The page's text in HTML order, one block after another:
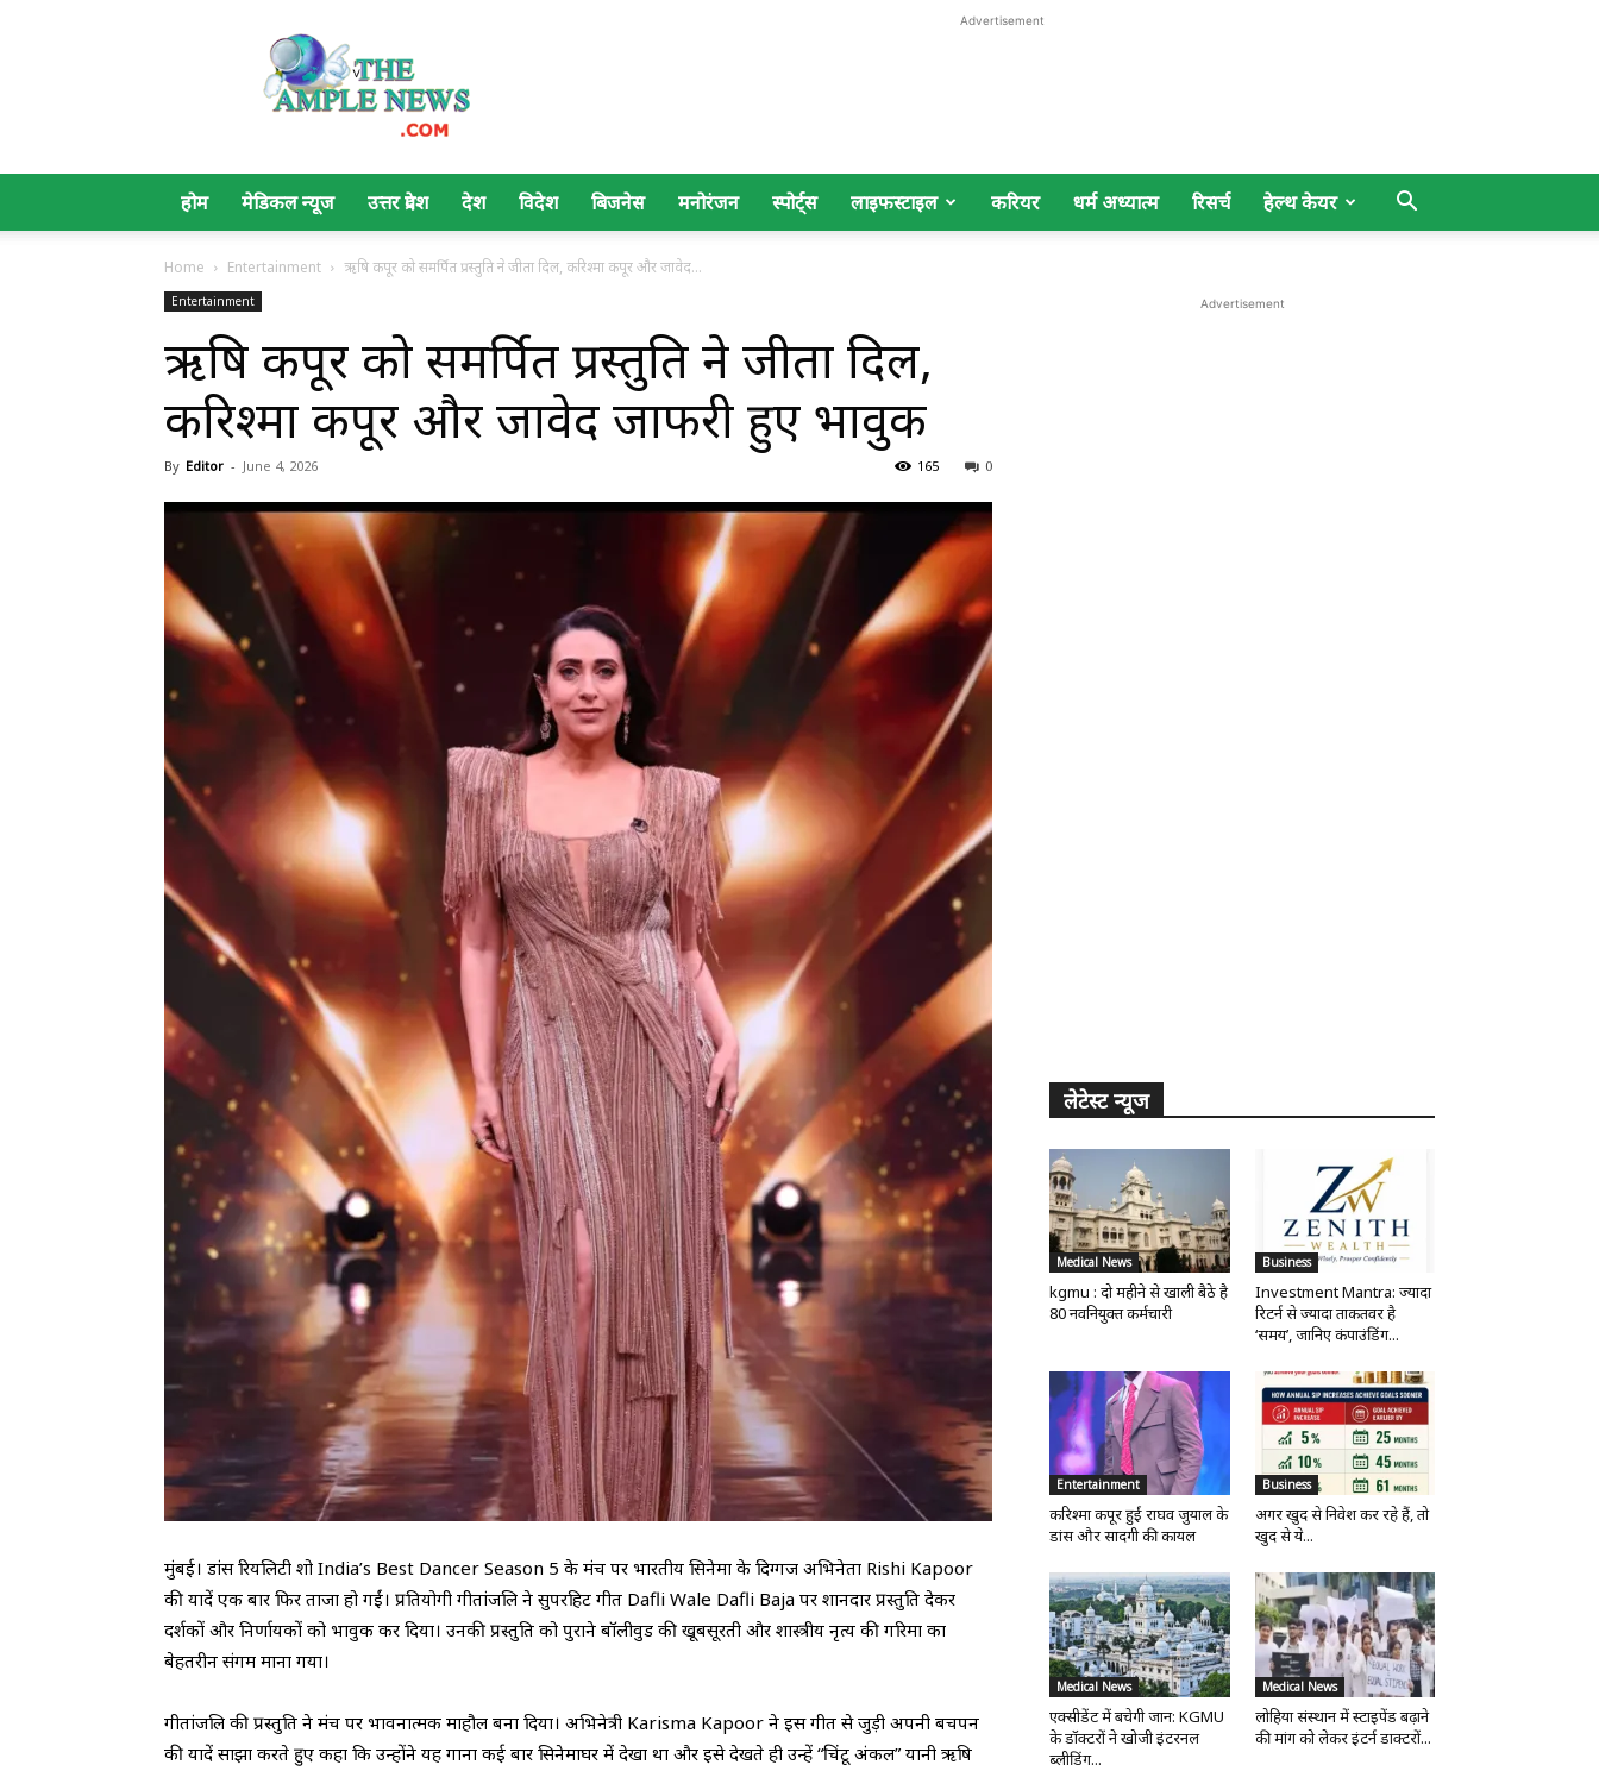
Ample
News
Advertisement
होम मेडिकल न्यूज उत्तर प्रदेश देश विदेश बिजनेस मनोरंजन स्पोर्ट्स लाइफस्टाइल करियर धर्म अध्यात्म रिसर्च हेल्थ केयर
Home Entertainment ऋषि कपूर को समर्पित प्रस्तुति ने जीता दिल, करिश्मा कपूर और जावेद...
Entertainment
ऋषि कपूर को समर्पित प्रस्तुति ने जीता दिल,
करिश्मा कपूर और जावेद जाफरी हुए भावुक
By Editor - June 4, 2026 0
165
मुंबई। डांस रियलिटी शो India’s Best Dancer Season 5 के मंच पर भारतीय सिनेमा के दिग्गज अभिनेता Rishi Kapoor
की यादें एक बार फिर ताजा हो गईं। प्रतियोगी गीतांजलि ने सुपरहिट गीत Dafli Wale Dafli Baja पर शानदार प्रस्तुति देकर
दर्शकों और निर्णायकों को भावुक कर दिया। उनकी प्रस्तुति को पुराने बॉलीवुड की खूबसूरती और शास्त्रीय नृत्य की गरिमा का
बेहतरीन संगम माना गया।
गीतांजलि की प्रस्तुति ने मंच पर भावनात्मक माहौल बना दिया। अभिनेत्री Karisma Kapoor ने इस गीत से जुड़ी अपनी बचपन
की यादें साझा करते हुए कहा कि उन्होंने यह गाना कई बार सिनेमाघर में देखा था और इसे देखते ही उन्हें “चिंटू अंकल” यानी ऋषि
Advertisement
लेटेस्ट न्यूज
Medical News
kgmu : दो महीने से खाली बैठे है
80 नवनियुक्त कर्मचारी
Business
Investment Mantra: ज्यादा
रिटर्न से ज्यादा ताकतवर है
‘समय’, जानिए कंपाउंडिंग...
Entertainment
करिश्मा कपूर हुईं राघव जुयाल के
डांस और सादगी की कायल
Business
अगर खुद से निवेश कर रहे हैं, तो
खुद से ये...
Medical News
एक्सीडेंट में बचेगी जान: KGMU
के डॉक्टरों ने खोजी इंटरनल
ब्लीडिंग...
Medical News
लोहिया संस्थान में स्टाइपेंड बढ़ाने
की मांग को लेकर इंटर्न डाक्टरों...